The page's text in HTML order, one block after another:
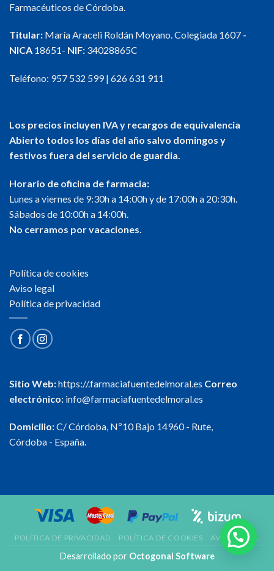
Farmacéuticos de Córdoba.
Titular: María Araceli Roldán Moyano. Colegiada 1607 -
NICA 18651- NIF: 34028865C
Teléfono: 957 532 599| 626 631 911
Los precios incluyen IVA y recargos de equivalencia
Abierto todos los días del año salvo domingos y
festivos fuera del servicio de guardia.
Horario de oficina de farmacia:
Lunes a viernes de 9:30h a 14:00h y de 17:00h a 20:30h.
Sábados de 10:00h a 14:00h.
No cerramos por vacaciones.
Política de cookies
Aviso legal
Política de privacidad
Sitio Web:https://.farmaciafuentedelmoral.es Correo
electrónico: info@farmaciafuentedelmoral.es
Domicilio:C/ Córdoba, Nº10 Bajo 14960 - Rute,
Córdoba - España.
POLÍTICA DE PRIVACIDAD POLÍTICA DE COOKIES AVISO LEGAL
Desarrollado por Octogonal Software